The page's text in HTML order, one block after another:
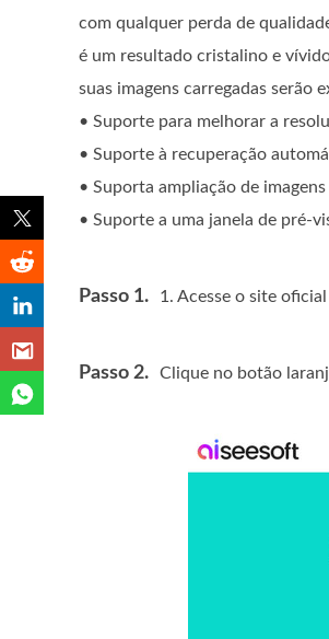
com qualquer perda de
é um resultado cristalino e
suas imagens carregadas serão
• Suporte para melhorar a
• Suporte à recuperação
• Suporta ampliação de
• Suporte a uma janela de pré-
Passo 1. 1. Acesse o site
Passo 2. Clique no botão